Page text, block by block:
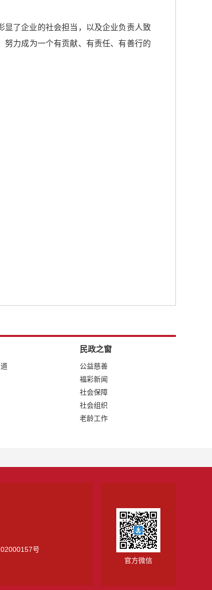
了企业的社会担当，以及企业负责人致
努力成为一个有贡献、有责任、有善行的
民政之窗
公益慈善
福彩新闻
社会保障
社会组织
老龄工作
号
官方微信